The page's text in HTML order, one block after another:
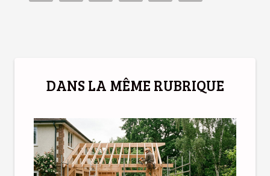
DANS LA MÊME RUBRIQUE